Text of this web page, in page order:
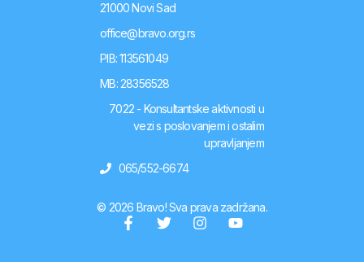
21000 Novi Sad
office@bravo.org.rs
PIB: 113561049
MB: 28356528
7022 - Konsultantske aktivnosti u
vezi s poslovanjem i ostalim
upravljanjem
065/552-6674
© 2026 Bravo! Sva prava zadržana.